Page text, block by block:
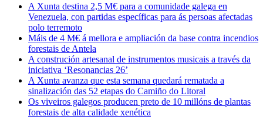
A Xunta destina 2,5 M€ para a comunidade galega en
Venezuela, con partidas específicas para ás persoas afectadas
polo terremoto
Máis de 4 M€ á mellora e ampliación da base contra incendios
forestais de Antela
A construción artesanal de instrumentos musicais a través da
iniciativa ‘Resonancias 26’
A Xunta avanza que esta semana quedará rematada a
sinalización das 52 etapas do Camiño do Litoral
Os viveiros galegos producen preto de 10 millóns de plantas
forestais de alta calidade xenética